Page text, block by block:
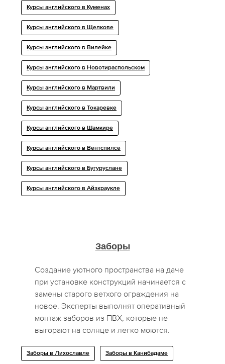
Курсы английского в Куменах
Курсы английского в Щелкове
Курсы английского в Вилейке
Курсы английского в Новотираспольском
Курсы английского в Мартвили
Курсы английского в Токаревке
Курсы английского в Шамкире
Курсы английского в Вентспилсе
Курсы английского в Бугуруслане
Курсы английского в Айзкраукле
Заборы
Создание уютного пространства на даче
при установке конструкций начинается с
замены старого ветхого ограждения на
новое. Эксперты выполнят оперативный
монтаж заборов из ПВХ, которые не
выгорают на солнце и легко моются.
Заборы в Лихославле Заборы в Канибадаме